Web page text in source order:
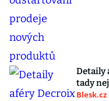
Detaily
tady
Blesk.cz